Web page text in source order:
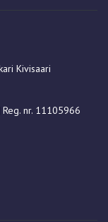
Kivisaari
nr. 11105966